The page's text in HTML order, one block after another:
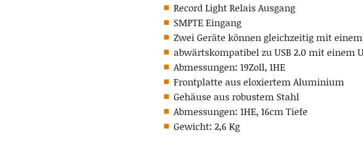
Record Light Relais Ausgang
SMPTE Eingang
Zwei Geräte können gleichzeitig mit
abwärtskompatibel zu USB 2.0 mit einem
Abmessungen: 19Zoll, 1HE
Frontplatte aus eloxiertem Aluminium
Gehäuse aus robustem Stahl
Abmessungen: 1HE, 16cm Tiefe
Gewicht: 2,6 Kg